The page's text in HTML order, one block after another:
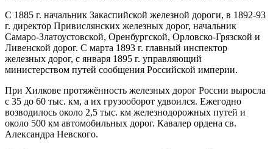
С 1885 г. начальник Закаспийской железной дороги, в 1892-93
г. директор Привислянских железных дорог, начальник
Самаро-Златоустовской, Оренбургской, Орловско-Грязской и
Ливенской дорог. С марта 1893 г. главный инспектор
железных дорог, с января 1895 г. управляющий
министерством путей сообщения Российской империи.
При Хилкове протяжённость железных дорог России выросла
с 35 до 60 тыс. км, а их грузооборот удвоился. Ежегодно
возводилось около 2,5 тыс. км железнодорожных путей и
около 500 км автомобильных дорог. Кавалер ордена св.
Александра Невского.